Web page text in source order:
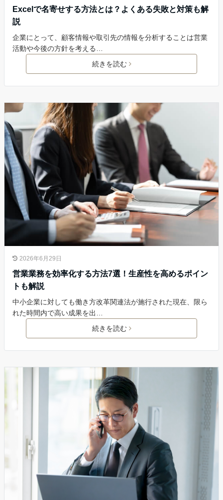
Excelで名寄せする方法とは？よくある失敗と対策も解
説
企業にとって、顧客情報や取引先の情報を分析することは営業
活動や今後の方針を考える…
続きを読む
2026年6月29日
営業業務を効率化する方法7選！生産性を高めるポイン
トも解説
中小企業に対しても働き方改革関連法が施行された現在、限ら
れた時間内で高い成果を出…
続きを読む